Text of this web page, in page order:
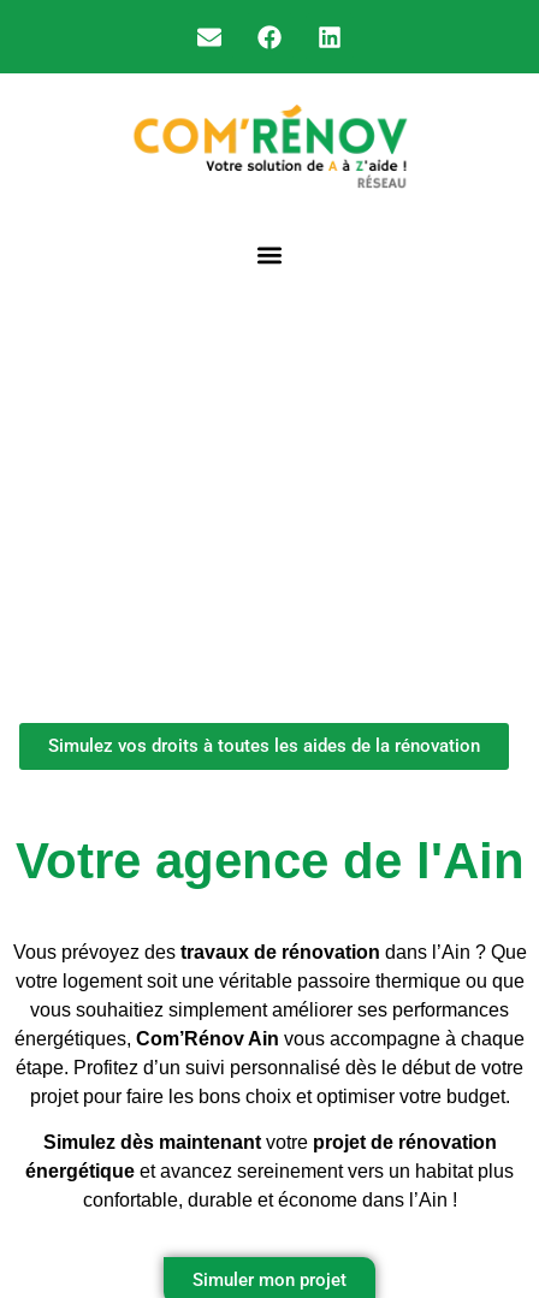
Simulez vos droits à toutes les aides de la rénovation
Votre agence de l'Ain
Vous prévoyez des travaux de rénovation dans l’Ain ? Que
votre logement soit une véritable passoire thermique ou que
vous souhaitiez simplement améliorer ses performances
énergétiques, Com’RénovAin vous accompagne à chaque
étape. Profitez d’un suivi personnalisé dès le début de votre
projet pour faire les bons choix et optimiser votre budget.
Simulez dès maintenantvotre projet de rénovation
énergétique et avancez sereinement vers un habitat plus
confortable, durable et économe dans l’Ain !
Simuler mon projet